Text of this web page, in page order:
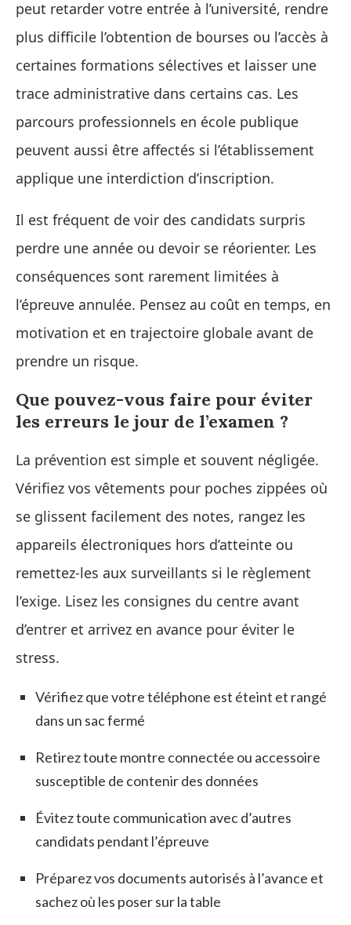
peut retarder votre entrée à l’université, rendre
plus difficile l’obtention de bourses ou l’accès à
certaines formations sélectives et laisser une
trace administrative dans certains cas. Les
parcours professionnels en école publique
peuvent aussi être affectés si l’établissement
applique une interdiction d’inscription.
Il est fréquent de voir des candidats surpris
perdre une année ou devoir se réorienter. Les
conséquences sont rarement limitées à
l’épreuve annulée. Pensez au coût en temps, en
motivation et en trajectoire globale avant de
prendre un risque.
Que pouvez-vous faire pour éviter
les erreurs le jour de l’examen ?
La prévention est simple et souvent négligée.
Vérifiez vos vêtements pour poches zippées où
se glissent facilement des notes, rangez les
appareils électroniques hors d’atteinte ou
remettez-les aux surveillants si le règlement
l’exige. Lisez les consignes du centre avant
d’entrer et arrivez en avance pour éviter le
stress.
Vérifiez que votre téléphone est éteint et rangé
dans un sac fermé
Retirez toute montre connectée ou accessoire
susceptible de contenir des données
Évitez toute communication avec d’autres
candidats pendant l’épreuve
Préparez vos documents autorisés à l’avance et
sachez où les poser sur la table